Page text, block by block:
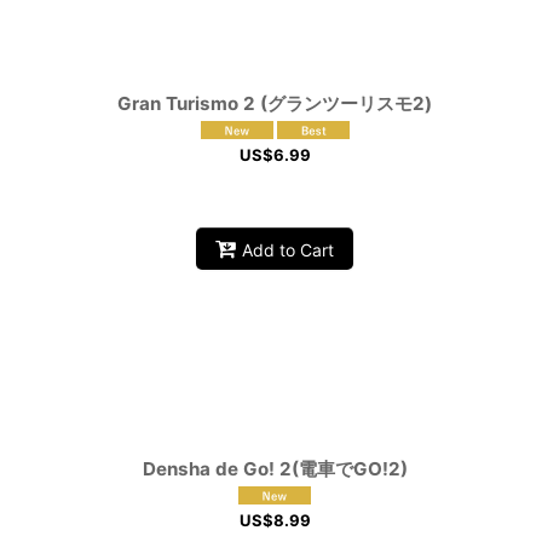
Gran Turismo 2 (グランツーリスモ2)
US$6.99
Add to Cart
Densha de Go! 2(電車でGO!2)
US$8.99